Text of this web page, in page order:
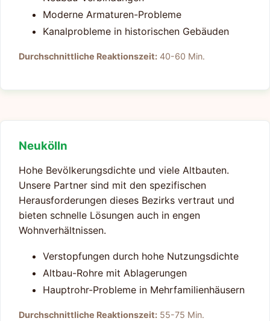
Moderne Armaturen-Probleme
Kanalprobleme in historischen Gebäuden
Durchschnittliche Reaktionszeit: 40-60 Min.
Neukölln
Hohe Bevölkerungsdichte und viele Altbauten.
Unsere Partner sind mit den spezifischen
Herausforderungen dieses Bezirks vertraut und
bieten schnelle Lösungen auch in engen
Wohnverhältnissen.
Verstopfungen durch hohe Nutzungsdichte
Altbau-Rohre mit Ablagerungen
Hauptrohr-Probleme in Mehrfamilienhäusern
Durchschnittliche Reaktionszeit: 55-75 Min.